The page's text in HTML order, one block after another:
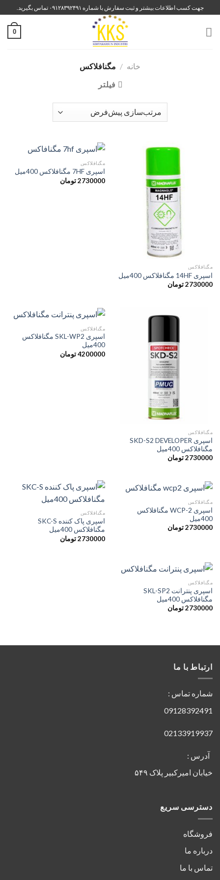
به
محتوا
جهت کسب اطلاعات بیشتر و ثبت سفارش با شماره ۰۹۱۲۸۳۹۲۴۹۱ تماس بگیرید.
0
خانه / مگنافلاکس
فیلتر
مگنافلاکس
اسپری 14HF مگنافلاکس 400میل
2730000 تومان
مگنافلاکس
اسپری 7HF مگنافلاکس 400میل
2730000 تومان
مگنافلاکس
اسپری SKD-S2 DEVELOPER
مگنافلاکس 400میل
2730000 تومان
مگنافلاکس
اسپری SKL-WP2 مگنافلاکس
400میل
4200000 تومان
مگنافلاکس
اسپری WCP-2 مگنافلاکس
400میل
2730000 تومان
مگنافلاکس
اسپری پاک کننده SKC-S
مگنافلاکس 400میل
2730000 تومان
مگنافلاکس
اسپری پنترانت SKL-SP2
مگنافلاکس 400میل
2730000 تومان
ارتباط با ما
شماره تماس :
09128392491
02133919937
آدرس :
خیابان امیرکبیر پلاک ۵۴۹
دسترسی سریع
فروشگاه
درباره ما
تماس با ما